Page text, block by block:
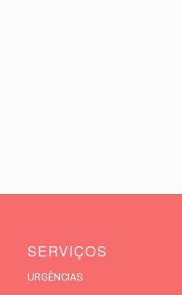
SERVIÇOS
URGÊNCIAS